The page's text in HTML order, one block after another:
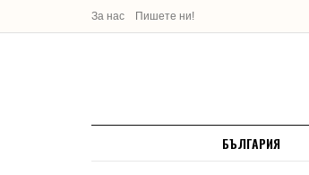
За нас Пишете ни!
БЪЛГАРИЯ